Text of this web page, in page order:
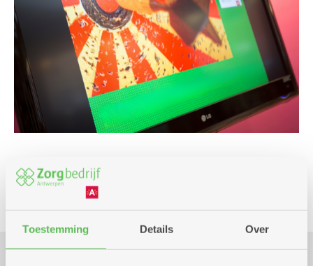
Toestemming Details Over
Spel